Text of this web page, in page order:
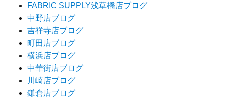
FABRIC SUPPLY浅草橋店ブログ
中野店ブログ
吉祥寺店ブログ
町田店ブログ
横浜店ブログ
中華街店ブログ
川崎店ブログ
鎌倉店ブログ